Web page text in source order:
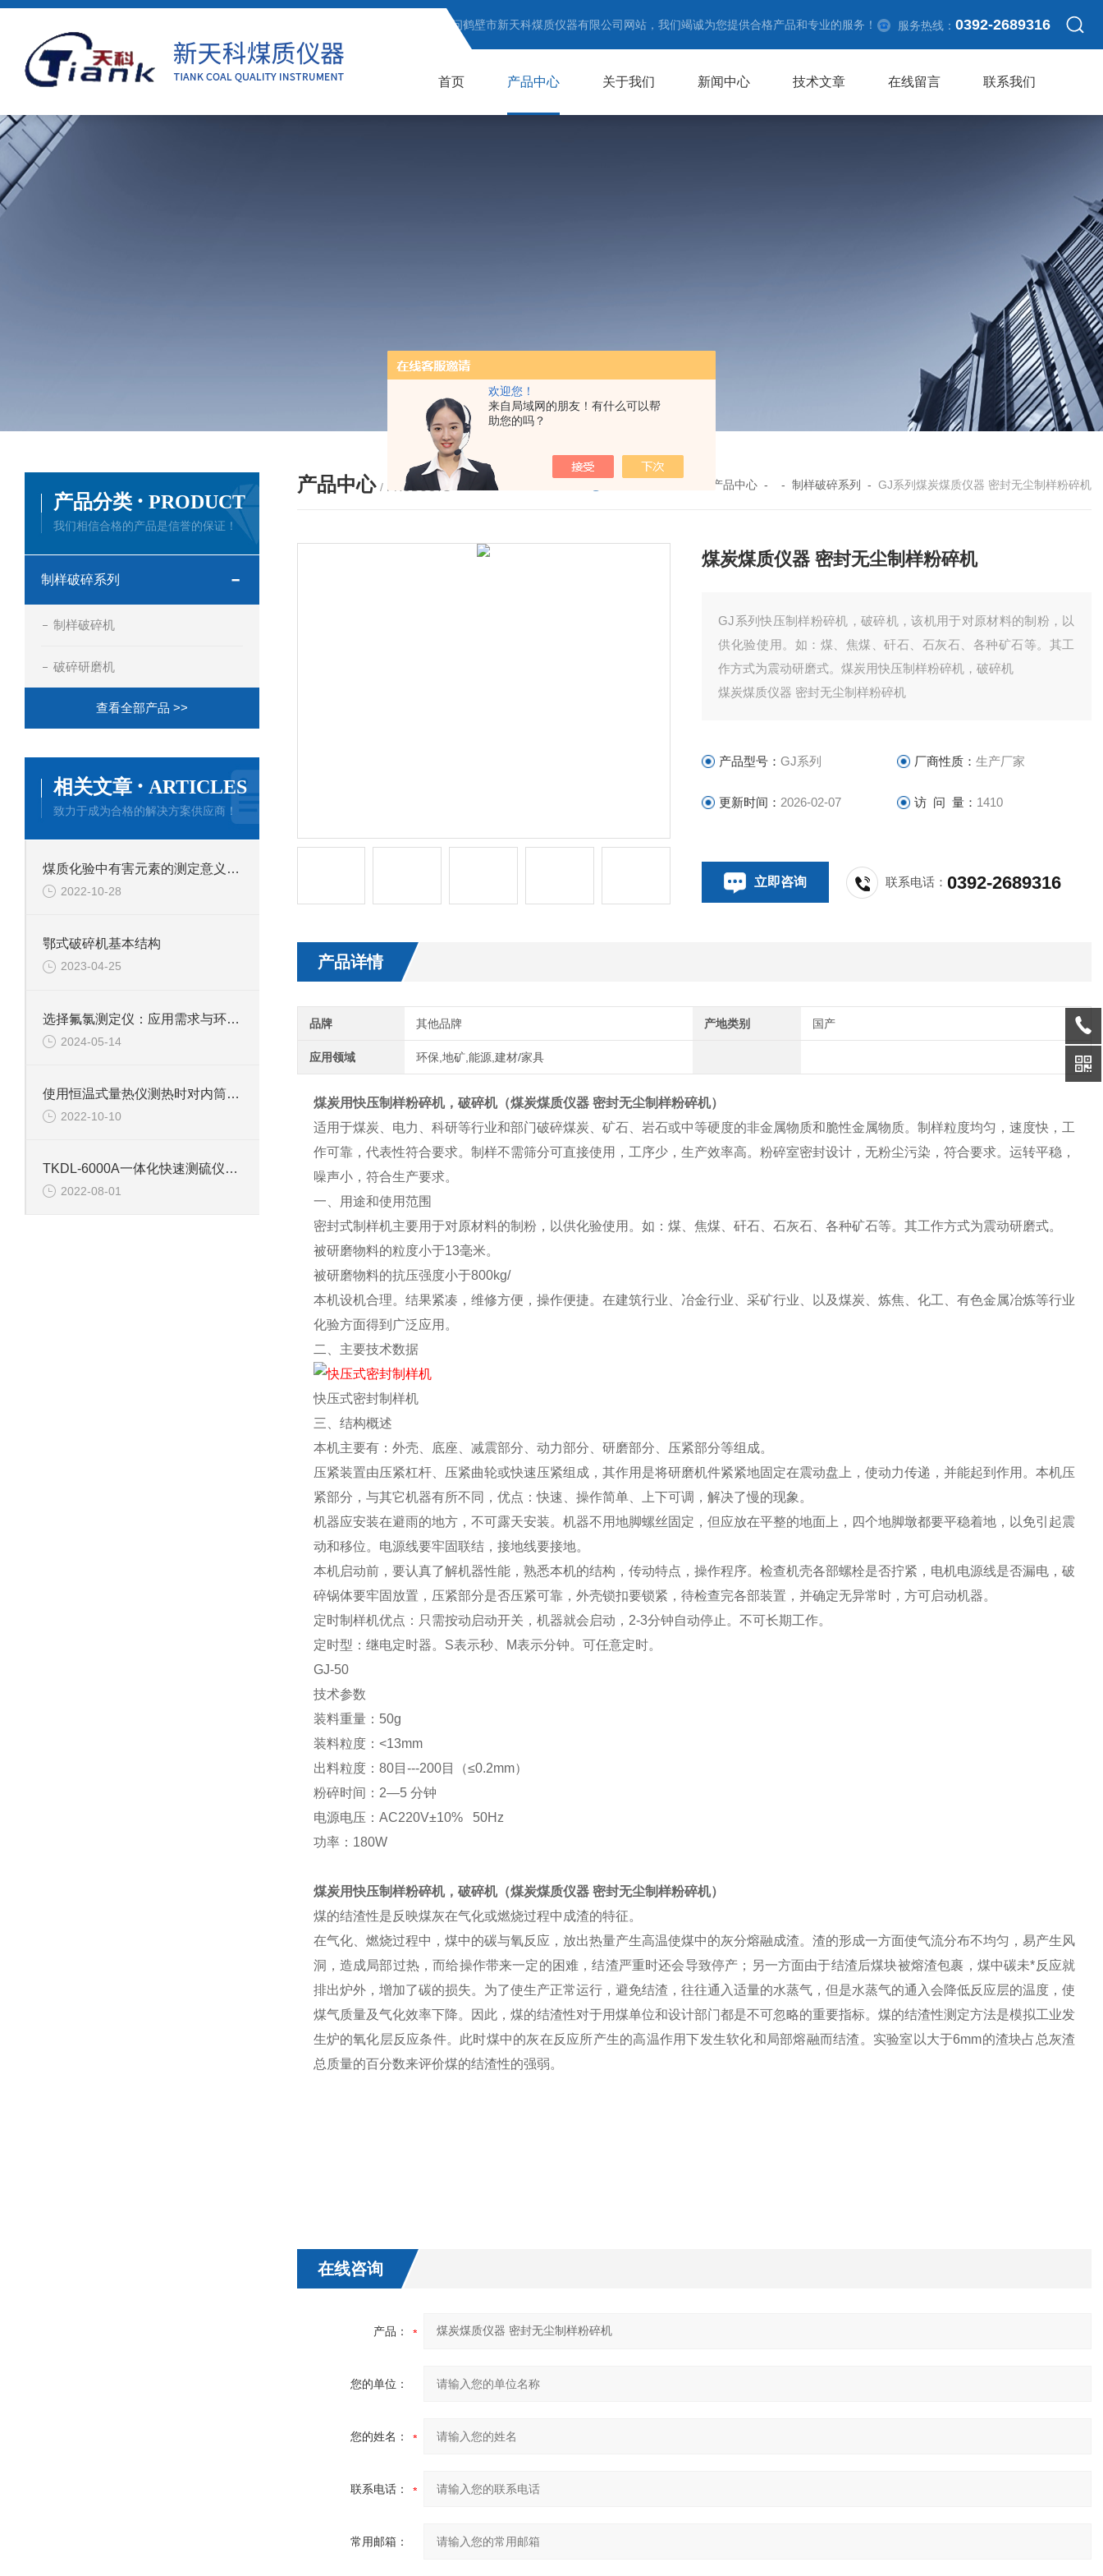
欢迎您！
来自局域网的朋友！有什么可以帮
助您的吗？
欢迎访问鹤壁市新天科煤质仪器有限公司网站，我们竭诚为您提供合格产品和专业的服务！ 服务热线： 0392-2689316
首页 产品中心 关于我们 新闻中心 技术文章 在线留言 联系我们
产品中心 / PRODUCTS 产品中心 - - 制样破碎系列 - GJ系列煤炭煤质仪器 密封无尘制样粉碎机
煤炭煤质仪器 密封无尘制样粉碎机
GJ系列快压制样粉碎机，破碎机，该机用于对原材料的制粉，以
供化验使用。如：煤、焦煤、矸石、石灰石、各种矿石等。其工
作方式为震动研磨式。煤炭用快压制样粉碎机，破碎机
煤炭煤质仪器 密封无尘制样粉碎机
产品型号：GJ系列 厂商性质： 生产厂家
更新时间： 2026-02-07 访 问 量： 1410
立即咨询 联系电话：0392-2689316
产品详情
品牌 其他品牌 产地类别 国产
应用领域 环保,地矿,能源,建材/家具
煤炭用快压制样粉碎机，破碎机（煤炭煤质仪器 密封无尘制样粉碎机）
适用于煤炭、电力、科研等行业和部门破碎煤炭、矿石、岩石或中等硬度的非金属物质和脆性金属物质。制样粒度均匀，速度快，工
作可靠，代表性符合要求。制样不需筛分可直接使用，工序少，生产效率高。粉碎室密封设计，无粉尘污染，符合要求。运转平稳，
噪声小，符合生产要求。
一、用途和使用范围
密封式制样机主要用于对原材料的制粉，以供化验使用。如：煤、焦煤、矸石、石灰石、各种矿石等。其工作方式为震动研磨式。
被研磨物料的粒度小于13毫米。
被研磨物料的抗压强度小于800kg/
本机设机合理。结果紧凑，维修方便，操作便捷。在建筑行业、冶金行业、采矿行业、以及煤炭、炼焦、化工、有色金属冶炼等行业
化验方面得到广泛应用。
二、主要技术数据
快压式密封制样机
三、结构概述
本机主要有：外壳、底座、减震部分、动力部分、研磨部分、压紧部分等组成。
压紧装置由压紧杠杆、压紧曲轮或快速压紧组成，其作用是将研磨机件紧紧地固定在震动盘上，使动力传递，并能起到作用。本机压
紧部分，与其它机器有所不同，优点：快速、操作简单、上下可调，解决了慢的现象。
机器应安装在避雨的地方，不可露天安装。机器不用地脚螺丝固定，但应放在平整的地面上，四个地脚墩都要平稳着地，以免引起震
动和移位。电源线要牢固联结，接地线要接地。
本机启动前，要认真了解机器性能，熟悉本机的结构，传动特点，操作程序。检查机壳各部螺栓是否拧紧，电机电源线是否漏电，破
碎锅体要牢固放置，压紧部分是否压紧可靠，外壳锁扣要锁紧，待检查完各部装置，并确定无异常时，方可启动机器。
定时制样机优点：只需按动启动开关，机器就会启动，2-3分钟自动停止。不可长期工作。
定时型：继电定时器。S表示秒、M表示分钟。可任意定时。
GJ-50
技术参数
装料重量：50g
装料粒度：<13mm
出料粒度：80目---200目（≤0.2mm）
粉碎时间：2—5 分钟
电源电压：AC220V±10% 50Hz
功率：180W
煤炭用快压制样粉碎机，破碎机（煤炭煤质仪器 密封无尘制样粉碎机）
煤的结渣性是反映煤灰在气化或燃烧过程中成渣的特征。
在气化、燃烧过程中，煤中的碳与氧反应，放出热量产生高温使煤中的灰分熔融成渣。渣的形成一方面使气流分布不均匀，易产生风
洞，造成局部过热，而给操作带来一定的困难，结渣严重时还会导致停产；另一方面由于结渣后煤块被熔渣包裹，煤中碳未*反应就
排出炉外，增加了碳的损失。为了使生产正常运行，避免结渣，往往通入适量的水蒸气，但是水蒸气的通入会降低反应层的温度，使
煤气质量及气化效率下降。因此，煤的结渣性对于用煤单位和设计部门都是不可忽略的重要指标。煤的结渣性测定方法是模拟工业发
生炉的氧化层反应条件。此时煤中的灰在反应所产生的高温作用下发生软化和局部熔融而结渣。实验室以大于6mm的渣块占总灰渣
总质量的百分数来评价煤的结渣性的强弱。
在线咨询
产品：
您的单位：
您的姓名：
联系电话：
常用邮箱：
产品分类 · PRODUCT
我们相信合格的产品是信誉的保证！
制样破碎系列
制样破碎机
破碎研磨机
查看全部产品 >>
相关文章 · ARTICLES
致力于成为合格的解决方案供应商！
煤质化验中有害元素的测定意义分析及检测仪器
2022-10-28
鄂式破碎机基本结构
2023-04-25
选择氟氯测定仪：应用需求与环境条件的考量
2024-05-14
使用恒温式量热仪测热时对内筒水温的调节要求。
2022-10-10
TKDL-6000A一体化快速测硫仪的技术参数
2022-08-01